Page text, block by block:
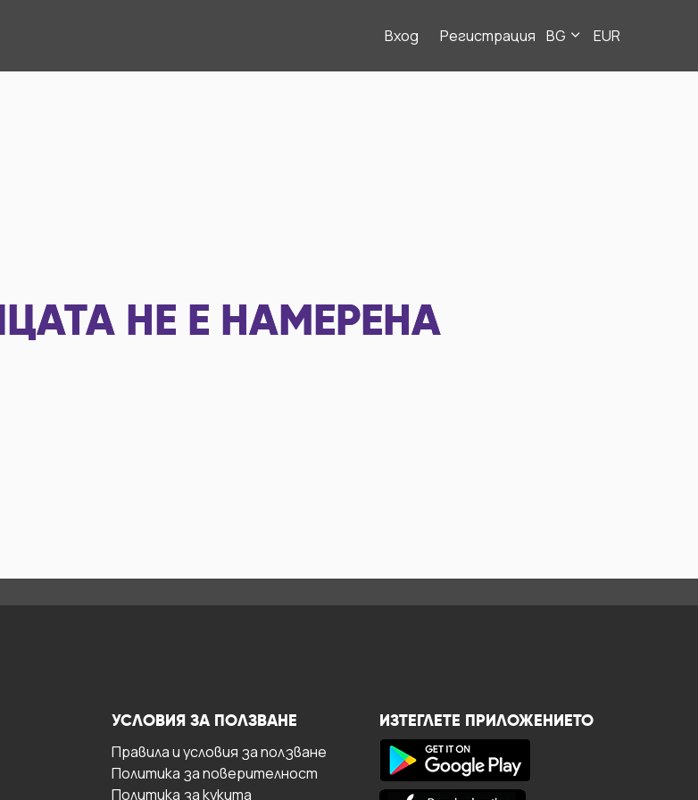
Вход Регистрация BG EUR
НЕ Е НАМЕРЕНА
УСЛОВИЯ ЗА ПОЛЗВАНЕ
Правила и условия за ползване
Политика за поверителност
Политика за кукита
ИЗТЕГЛЕТЕ ПРИЛОЖЕНИЕТО